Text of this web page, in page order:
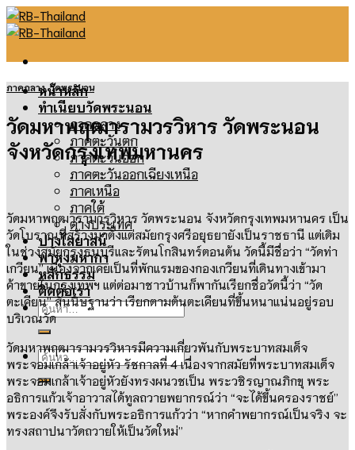
Skip
to
หน้าหลัก
ทำเนียบวัดพระนอน
ภาคกลาง
ภาคตะวันตก
ภาคตะวันออก
ภาคตะวันออกเฉียงเหนือ
ภาคเหนือ
ภาคใต้
ต่างประเทศ
ปางไสยาสน์
พาหุงมหากา
หลักธรรม
ติดต่อเรา
ค้นหา:
ค้นหา:
ภาคกลาง,วัดพระนอน
วัดมหาพฤฒารามวรวิหาร วัดพระนอน
จังหวัดกรุงเทพมหานคร
วัดมหาพฤฒารามวรวิหาร วัดพระนอน จังหวัดกรุงเทพมหานคร เป็น
วัดโบราณที่สร้างมาตั้งแต่สมัยกรุงศรีอยุธยายังเป็นราชธานี แต่เดิม
ในช่วงสมัยกรุงธนบุรีและรัตนโกสินทร์ตอนต้น วัดนี้มีชื่อว่า “วัดท่า
เกวียน”เนื่องจากเคยเป็นที่พักแรมของกองเกวียนที่เดินทางเข้ามา
ค้าขายในกรุงเทพฯ แต่ต่อมาชาวบ้านก็พากันเรียกชื่อวัดนี้ว่า “วัด
ตะเคียน”สันนิษฐานว่า เรียกตามต้นตะเคียนที่ขึ้นหนาแน่นอยู่รอบ
บริเวณวัด
วัดมหาพฤฒารามวรวิหารมีความเกี่ยวพันกับพระบาทสมเด็จ
พระจอมเกล้าเจ้าอยู่หัว รัชกาลที่4เนื่องจากสมัยที่พระบาทสมเด็จ
พระจอมเกล้าเจ้าอยู่หัวยังทรงผนวชเป็น พระวชิรญาณภิกขุ พระ
อธิการแก้วเจ้าอาวาสได้ทูลถวายพยากรณ์ว่า “จะได้ขึ้นครองราชย์”
พระองค์จึงรับสั่งกับพระอธิการแก้วว่า “หากคำพยากรณ์เป็นจริง จะ
ทรงสถาปนาวัดถวายให้เป็นวัดใหม่”